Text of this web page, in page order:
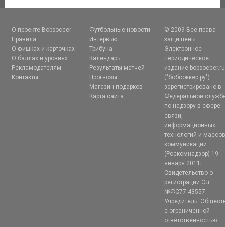
О проекте Bobsoccer
Правила
О фишках и карточках
О баллах и уровнях
Рекламодателям
Контакты
Футбольные новости
Интервью
Трибуна
Календарь
Результаты матчей
Прогнозы
Магазин подарков
Карта сайта
© 2009 Все права
защищены.
Электронное
периодическое
издание bobsoccer.ru
("бобсоккер.ру")
зарегистрировано в
Федеральной
по надзору в сфере
связи,
информационных
технологий и
коммуникаций
(Роскомнадзор) 19
января 2011г.
Свидетельство о
регистрации Эл
№ФС77-43557.
Учредитель:
с ограниченной
ответственностью